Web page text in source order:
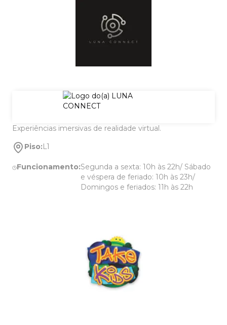
Experiências imersivas de realidade virtual.
Piso:L1
Funcionamento:Segunda a sexta: 10h às 22h/ Sábado
e véspera de feriado: 10h às 23h/
Domingos e feriados: 11h às 22h